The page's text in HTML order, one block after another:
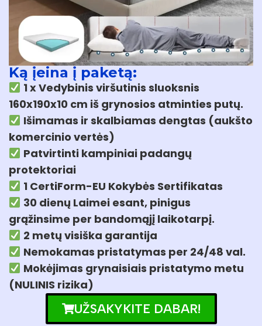
Ką įeina į paketą:
1 x Vedybinis viršutinis sluoksnis
160x190x10 cm iš grynosios atminties putų.
Išimamas ir skalbiamas dengtas (aukšto
komercinio vertės)
Patvirtinti kampiniai padangų
protektoriai
1 CertiForm-EU Kokybės Sertifikatas
30 dienų Laimei esant, pinigus
grąžinsime per bandomąjį laikotarpį.
2 metų visiška garantija
Nemokamas pristatymas per 24/48 val.
Mokėjimas grynaisiais pristatymo metu
(NULINIS rizika)
UŽSAKYKITE DABAR!